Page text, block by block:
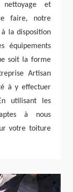
et
faire, notre
la disposition
équipements
soit la forme
Artisan
à y effectuer
utilisant les
à nous
votre toiture